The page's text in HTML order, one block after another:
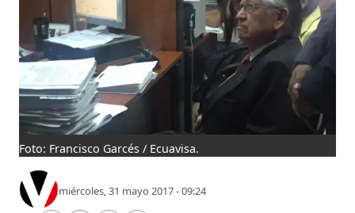
Foto: Francisco Garcés / Ecuavisa.
miércoles, 31 mayo 2017 - 09:24